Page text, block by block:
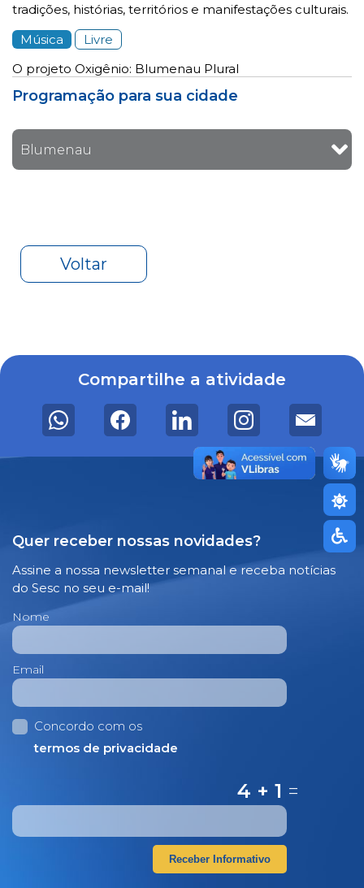
tradições, histórias, territórios e manifestações culturais.
Música
Livre
O projeto Oxigênio: Blumenau Plural
Programação para sua cidade
Blumenau
Voltar
Compartilhe a atividade
Quer receber nossas novidades?
Assine a nossa newsletter semanal e receba notícias
do Sesc no seu e-mail!
Nome
Email
Concordo com os
termos de privacidade
4 + 1 =
Receber Informativo